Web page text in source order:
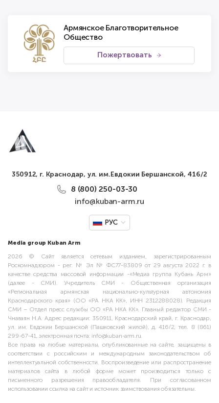
Армянское Благотворительное
Общество
Пожертвовать
350912, г. Краснодар, ул. им.Евдокии Бершанской, 416/2
8 (800) 250-03-30
info@kuban-arm.ru
РУС
Media group Kuban Arm
2026 © Сайт является сетевым изданием, зарегистрированным
Роскомнадзором - рег. № Эл № ФС77-83809 от 29 августа 2022 г. в
качестве средства массовой информации -«Медиа группа Кубань Арм»
(далее - СМИ). Учредитель СМИ - Общественная организация
«Региональная армянская национально-культурная автономия
Краснодарского края» (ОО «РА НКА КК», ИНН 2312288028). Редакция
СМИ – Отдел пресс службы ОО «РА НКА КК». Главный редактор СМИ -
Чнаваян Н.А. Адрес редакции: 350911, Краснодарский край, г. Краснодар,
ул. им. Евдокии Бершанской (Пашковский жилой), д. 416/2, тел. 8 (861)
299-67-41, электронная почта: info@kuban-arm.ru.
Все права на любые материалы, опубликованные на сайте, защищены в
соответствии с российским и международным законодательством об
интеллектуальной собственности. Воспроизведение или распространение
материалов сайта в любой форме может производиться только с
письменного разрешения правообладателя. При согласованном
использовании ссылка на сайт и источник заимствования обязательны.